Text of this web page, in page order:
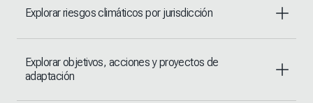
Explorar riesgos climáticos por jurisdicción
Explorar objetivos, acciones y proyectos de
adaptación